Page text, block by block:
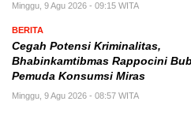
Minggu, 9 Agu 2026 - 09:15 WITA
BERITA
Cegah Potensi Kriminalitas,
Bhabinkamtibmas Rappocini
Pemuda Konsumsi Miras
Minggu, 9 Agu 2026 - 08:57 WITA